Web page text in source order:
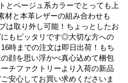
とベージュ系カラーでとっても上
材と本革レザーの組み合わせも
は取り外し可能！ちょっとしたお
もピッタリです◎大切な方への
時までの注文は即日出荷！もち
顔を思い浮かべ真心込めて梱包
チファクトリーより入荷の新品
安心してお買い求めくださいま